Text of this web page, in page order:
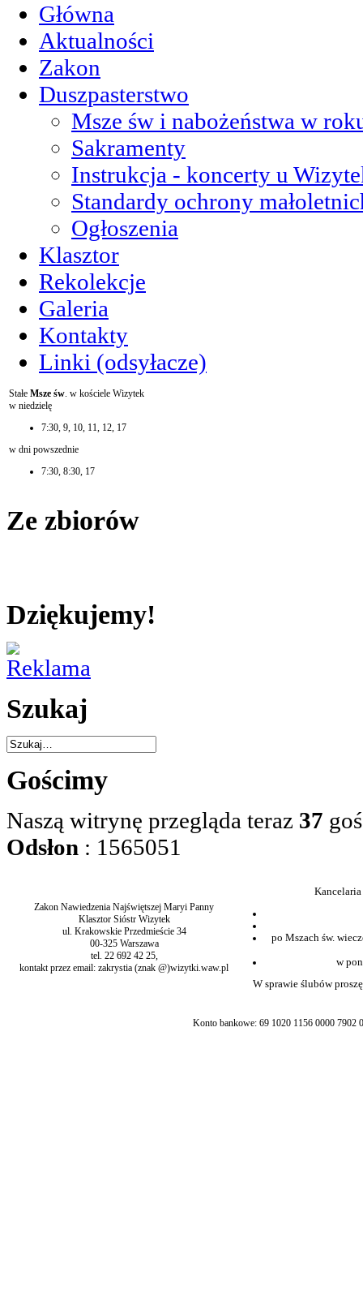
Główna
Aktualności
Zakon
Duszpasterstwo
Msze św i nabożeństwa w
Sakramenty
Instrukcja - koncerty u
Standardy ochrony
Ogłoszenia
Klasztor
Rekolekcje
Galeria
Kontakty
Linki (odsyłacze)
Stałe Msze św. w kościele Wizytek
w niedzielę
7:30, 9, 10, 11, 12, 17
w dni powszednie
7:30, 8:30, 17
Ze zbiorów
Dziękujemy!
Szukaj
Gościmy
Naszą witrynę przegląda teraz 37
Odsłon : 1565051
Zakon Nawiedzenia Najświętszej Maryi Panny
Klasztor Sióstr Wizytek
ul. Krakowskie Przedmieście 34
00-325 Warszawa
tel. 22 692 42 25,
kontakt przez email: zakrystia (znak @)wizytki.waw.pl
po Mszach św.
w
W sprawie ślubów
Konto bankowe: 69 1020 1156 0000 7902